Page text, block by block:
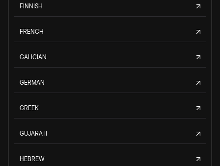
FINNISH
FRENCH
GALICIAN
GERMAN
GREEK
GUJARATI
HEBREW